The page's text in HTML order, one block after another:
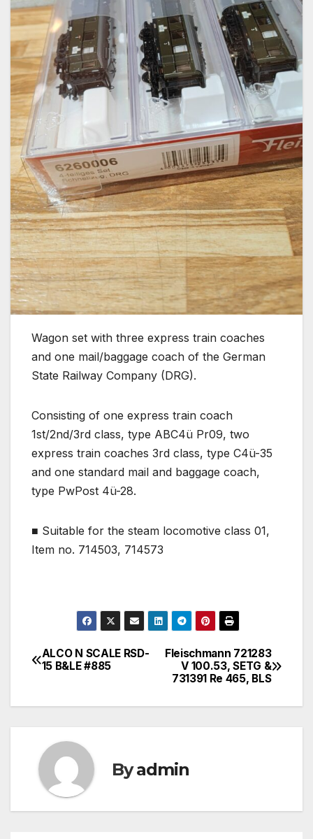
Wagon set with three express train coaches
and one mail/baggage coach of the German
State Railway Company (DRG).
Consisting of one express train coach
1st/2nd/3rd class, type ABC4ü Pr09, two
express train coaches 3rd class, type C4ü-35
and one standard mail and baggage coach,
type PwPost 4ü-28.
■ Suitable for the steam locomotive class 01,
Item no. 714503, 714573
文
覽
Fleischmann 721283
V 100.53, SETG &
731391 Re 465, BLS
ALCO N SCALE RSD-
15 B&LE #885
Byadmin